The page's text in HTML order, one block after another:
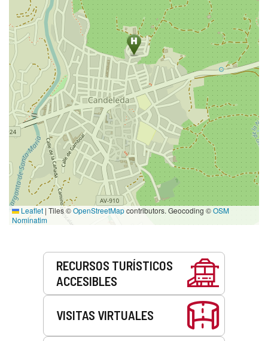
Leaflet | Tiles ©OpenStreetMapcontributors. Geocoding ©OSM
Nominatim
RECURSOS TURÍSTICOS
ACCESIBLES
VISITAS VIRTUALES